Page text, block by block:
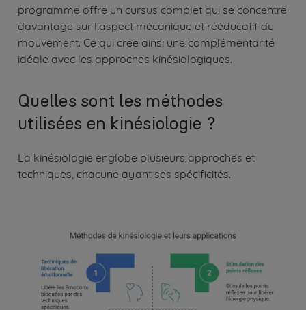
programme offre un cursus complet qui se concentre
davantage sur l'aspect mécanique et rééducatif du
mouvement. Ce qui crée ainsi une complémentarité
idéale avec les approches kinésiologiques.
Quelles sont les méthodes
utilisées en kinésiologie ?
La kinésiologie englobe plusieurs approches et
techniques, chacune ayant ses spécificités.